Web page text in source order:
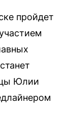
пройдет
Юлии